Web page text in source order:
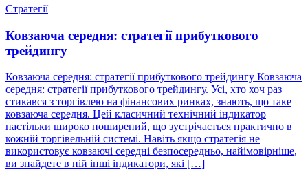
Стратегії
Ковзаюча середня: стратегії прибуткового
трейдингу
Ковзаюча середня: стратегії прибуткового трейдингу Ковзаюча
середня: стратегії прибуткового трейдингу. Усі, хто хоч раз
стикався з торгівлею на фінансових ринках, знають, що таке
ковзаюча середня. Цей класичний технічний індикатор
настільки широко поширений, що зустрічається практично в
кожній торгівельній системі. Навіть якщо стратегія не
використовує ковзаючі середні безпосередньо, найімовірніше,
ви знайдете в ній інші індикатори, які […]